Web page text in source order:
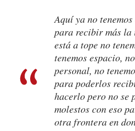
Aquí ya no
para recibir más
está a tope no
tenemos espacio,
personal, no
para poderlos
hacerlo pero no se
molestos con eso
otra frontera en